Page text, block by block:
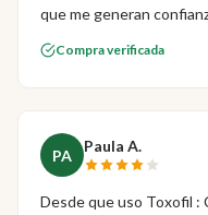
que me generan
Compra verificada
PA Paula A.
Desde que uso Toxofil :